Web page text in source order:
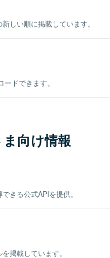
しい順に掲載しています。
ドできます。
向け情報
きる公式APIを提供。
掲載しています。